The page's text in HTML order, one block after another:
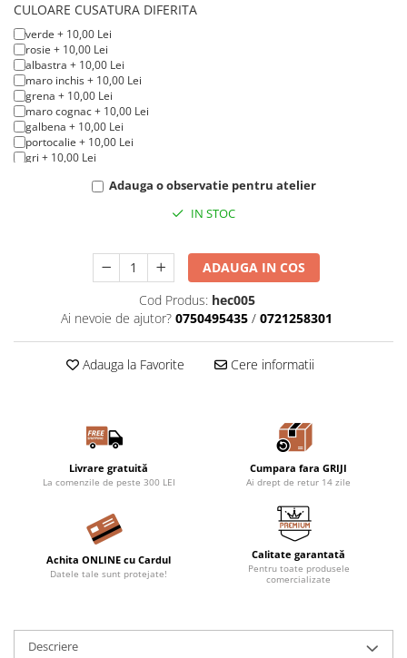
CULOARE CUSATURA DIFERITA
verde + 10,00 Lei
rosie + 10,00 Lei
albastra + 10,00 Lei
maro inchis + 10,00 Lei
grena + 10,00 Lei
maro cognac + 10,00 Lei
galbena + 10,00 Lei
portocalie + 10,00 Lei
gri + 10,00 Lei
alba + 10,00 Lei Adauga o observatie pentru atelier
IN STOC
ADAUGA IN COS
Cod Produs: hec005
Ai nevoie de ajutor? 0750495435 / 0721258301
Adauga la Favorite Cere informatii
Livrare gratuită
La comenzile de peste 300 LEI
Cumpara fara GRIJI
Ai drept de retur 14 zile
Achita ONLINE cu Cardul
Datele tale sunt protejate!
Calitate garantată
Pentru toate produsele
comercializate
Descriere